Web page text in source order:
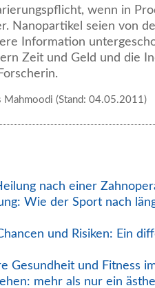
wenn in
Nanopartikel seien von
Information
Zeit und Geld und die
Mahmoodi (Stand: 04.05.2011)
nach einer
Wie der Sport nach
und Risiken: Ein
Gesundheit und Fitness
mehr als nur ein